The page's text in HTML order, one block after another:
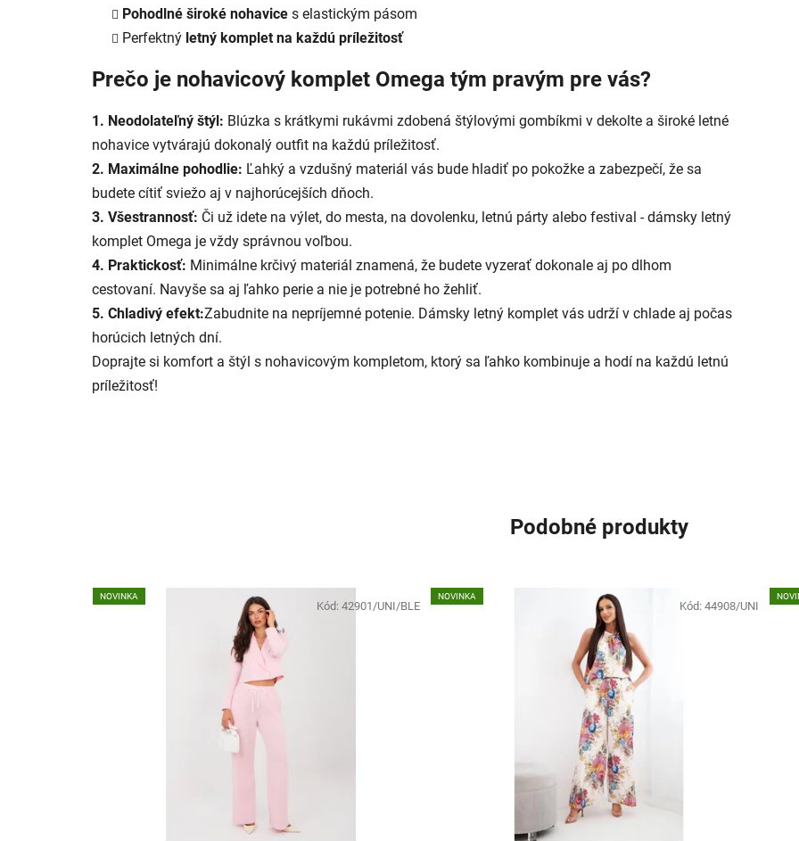
Pohodlné široké nohavice s elastickým pásom
Perfektný letný komplet na každú príležitosť
Prečo je nohavicový komplet Omega tým pravým pre vás?
1. Neodolateľný štýl: Blúzka s krátkymi rukávmi zdobená štýlovými gombíkmi v dekolte a široké letné
nohavice vytvárajú dokonalý outfit na každú príležitosť.
2. Maximálne pohodlie: Ľahký a vzdušný materiál vás bude hladiť po pokožke a zabezpečí, že sa
budete cítiť sviežo aj v najhorúcejších dňoch.
3. Všestrannosť: Či už idete na výlet, do mesta, na dovolenku, letnú párty alebo festival - dámsky letný
komplet Omega je vždy správnou voľbou.
4. Praktickosť: Minimálne krčivý materiál znamená, že budete vyzerať dokonale aj po dlhom
cestovaní. Navyše sa aj ľahko perie a nie je potrebné ho žehliť.
5. Chladivý efekt:Zabudnite na nepríjemné potenie. Dámsky letný komplet vás udrží v chlade aj počas
horúcich letných dní.
Doprajte si komfort a štýl s nohavicovým kompletom, ktorý sa ľahko kombinuje a hodí na každú letnú
príležitosť!
Podobné produkty
NOVINKA
Kód:42901/UNI/BLE
NOVINKA
Kód: 44908/UNI